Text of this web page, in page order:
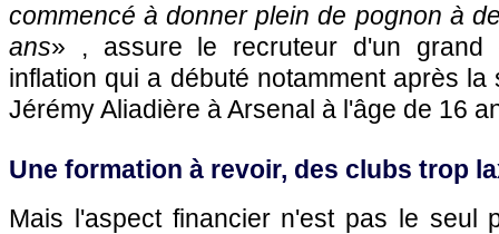
commencé à donner plein de pognon à
ans» , assure le recruteur d'un grand
inflation qui a débuté notamment après
Jérémy Aliadière à Arsenal à l'âge de 16
Une formation à revoir, des clubs trop
Mais l'aspect financier n'est pas le seul